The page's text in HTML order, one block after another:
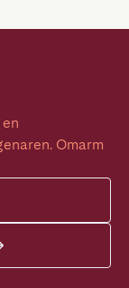
Omarm